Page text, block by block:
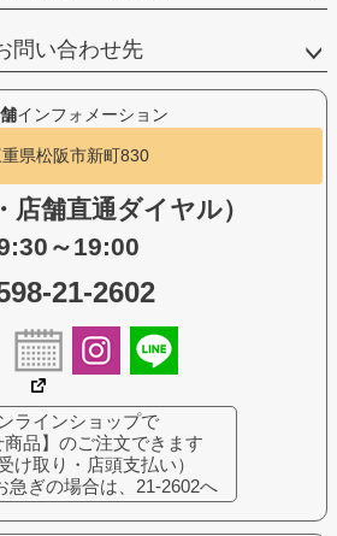
問い合わせ先
インフォメーション
重県松阪市新町830
店舗直通ダイヤル）
～19:00
21-2602
ラインショップで
商品】のご注文できます
け取り・店頭支払い）
急ぎの場合は、21-2602へ